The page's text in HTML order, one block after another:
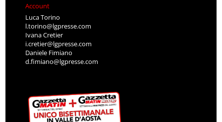
Account
Luca Torino
l.torino@lgpresse.com
Ivana Cretier
i.cretier@lgpresse.com
Daniele Fimiano
d.fimiano@lgpresse.com